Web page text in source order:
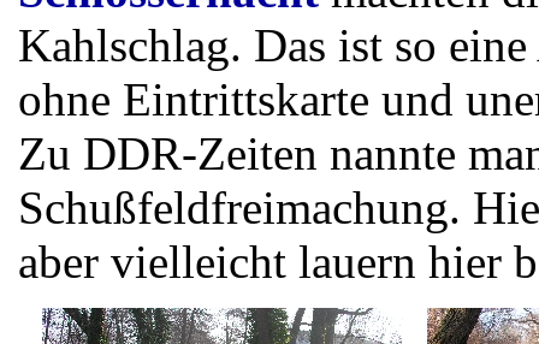
Kahlschlag. Das ist so
ohne Eintrittskarte und
Zu DDR-Zeiten nannte
Schußfeldfreimachung.
aber vielleicht lauern hier